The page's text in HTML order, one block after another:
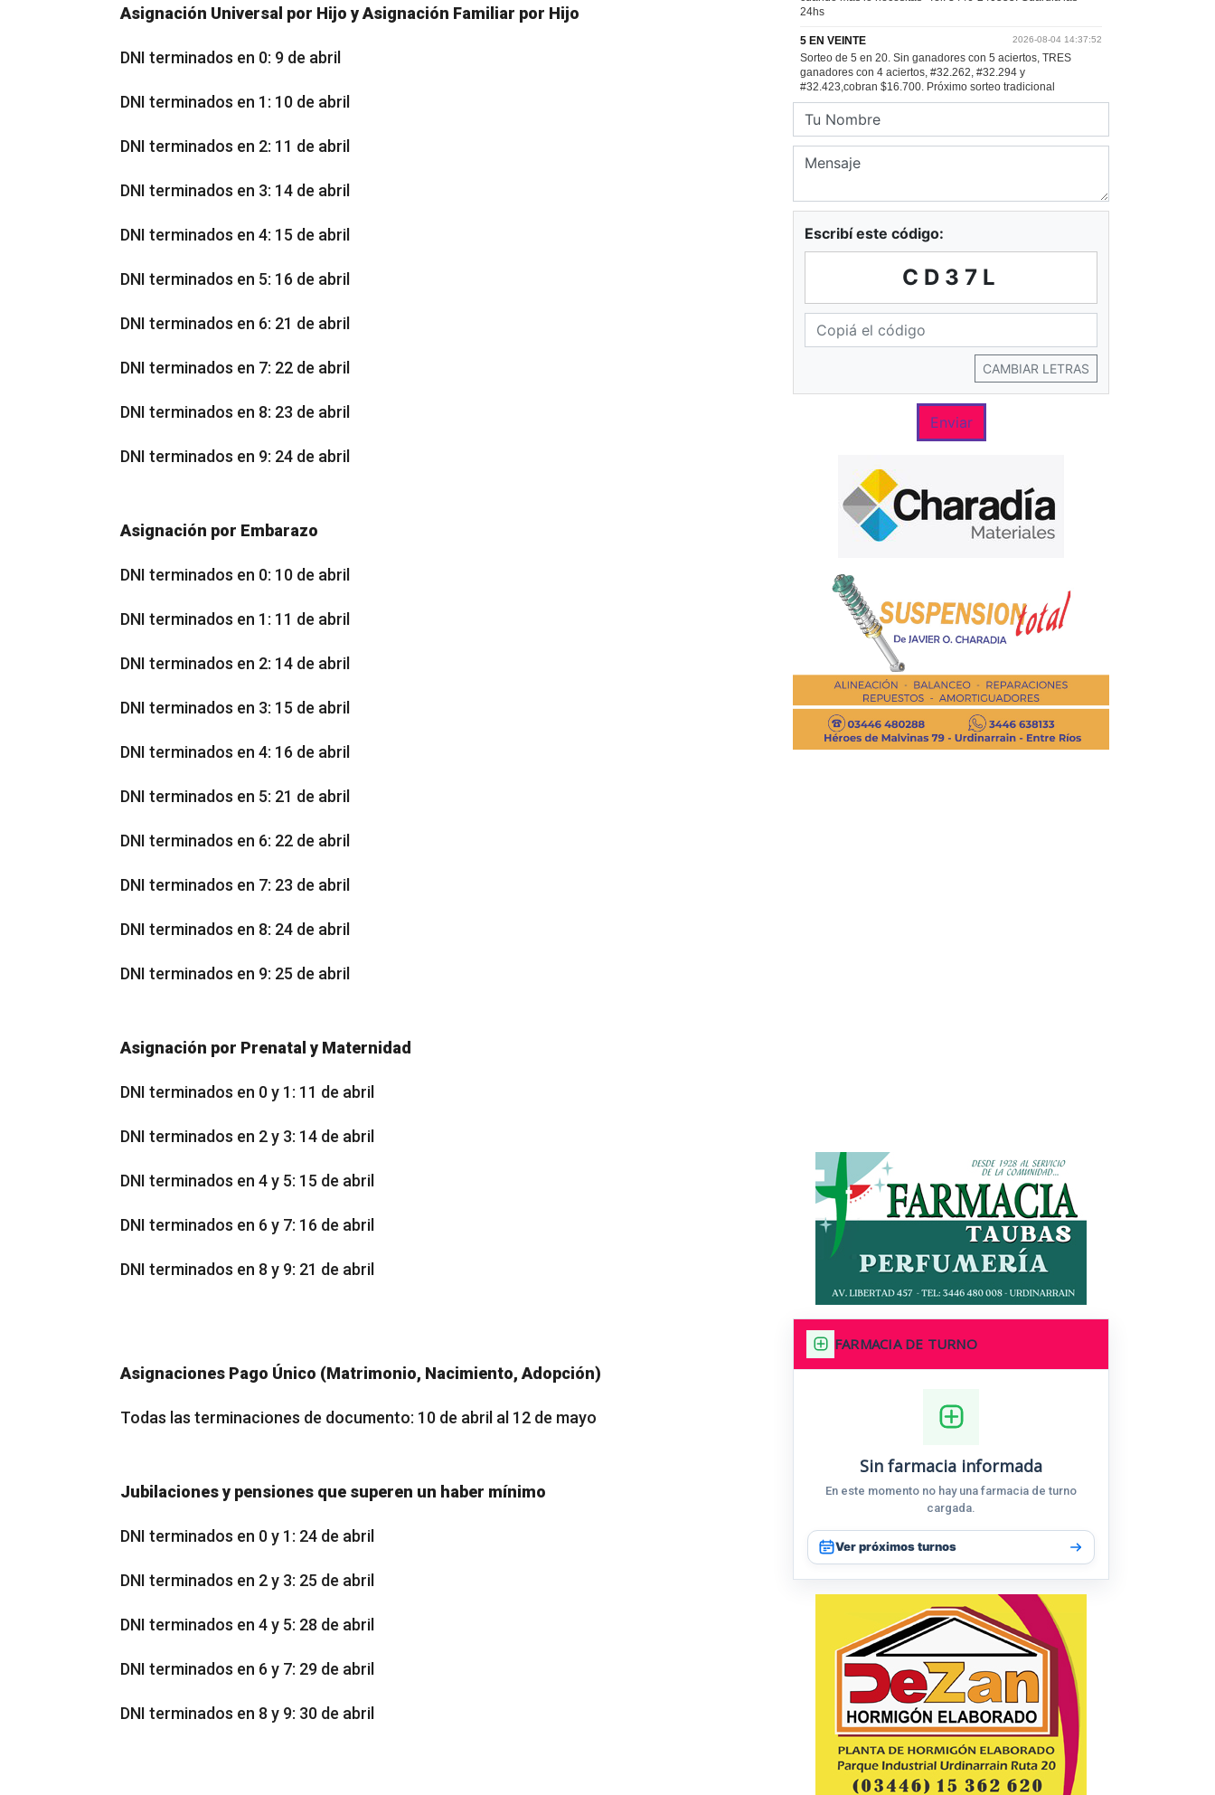
Asignación Universal por Hijo y Asignación Familiar por Hijo
DNI terminados en 0: 9 de abril
DNI terminados en 1: 10 de abril
DNI terminados en 2: 11 de abril
DNI terminados en 3: 14 de abril
DNI terminados en 4: 15 de abril
DNI terminados en 5: 16 de abril
DNI terminados en 6: 21 de abril
DNI terminados en 7: 22 de abril
DNI terminados en 8: 23 de abril
DNI terminados en 9: 24 de abril
Asignación por Embarazo
DNI terminados en 0: 10 de abril
DNI terminados en 1: 11 de abril
DNI terminados en 2: 14 de abril
DNI terminados en 3: 15 de abril
DNI terminados en 4: 16 de abril
DNI terminados en 5: 21 de abril
DNI terminados en 6: 22 de abril
DNI terminados en 7: 23 de abril
DNI terminados en 8: 24 de abril
DNI terminados en 9: 25 de abril
Asignación por Prenatal y Maternidad
DNI terminados en 0 y 1: 11 de abril
DNI terminados en 2 y 3: 14 de abril
DNI terminados en 4 y 5: 15 de abril
DNI terminados en 6 y 7: 16 de abril
DNI terminados en 8 y 9: 21 de abril
Asignaciones Pago Único (Matrimonio, Nacimiento, Adopción)
Todas las terminaciones de documento: 10 de abril al 12 de mayo
Jubilaciones y pensiones que superen un haber mínimo
DNI terminados en 0 y 1: 24 de abril
DNI terminados en 2 y 3: 25 de abril
DNI terminados en 4 y 5: 28 de abril
DNI terminados en 6 y 7: 29 de abril
DNI terminados en 8 y 9: 30 de abril
Escribí este código:
CD37L
CAMBIAR LETRAS
FARMACIA DE TURNO
Sin farmacia informada
En este momento no hay una farmacia de turno
cargada.
Ver próximos turnos